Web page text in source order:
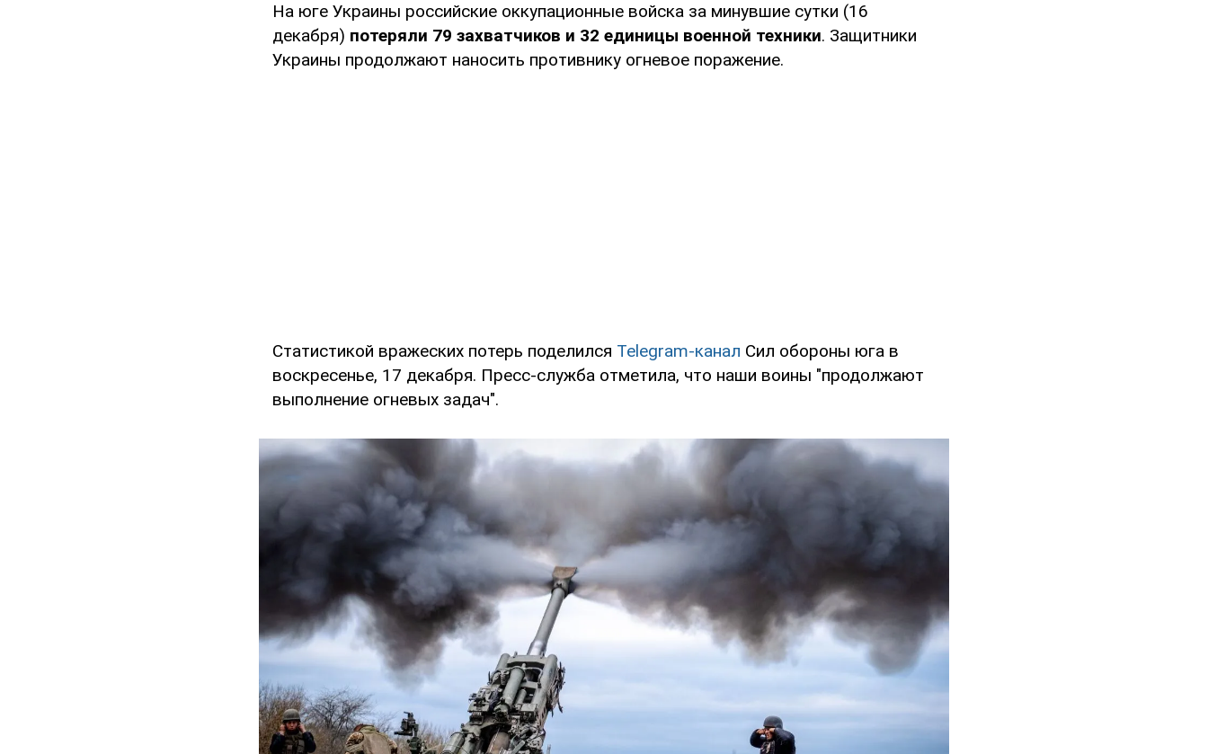
На юге Украины российские оккупационные войска за минувшие сутки (16
декабря) потеряли 79 захватчиков и 32 единицы военной техники. Защитники
Украины продолжают наносить противнику огневое поражение.
Статистикой вражеских потерь поделился Telegram-канал Сил обороны юга в
воскресенье, 17 декабря. Пресс-служба отметила, что наши воины "продолжают
выполнение огневых задач".